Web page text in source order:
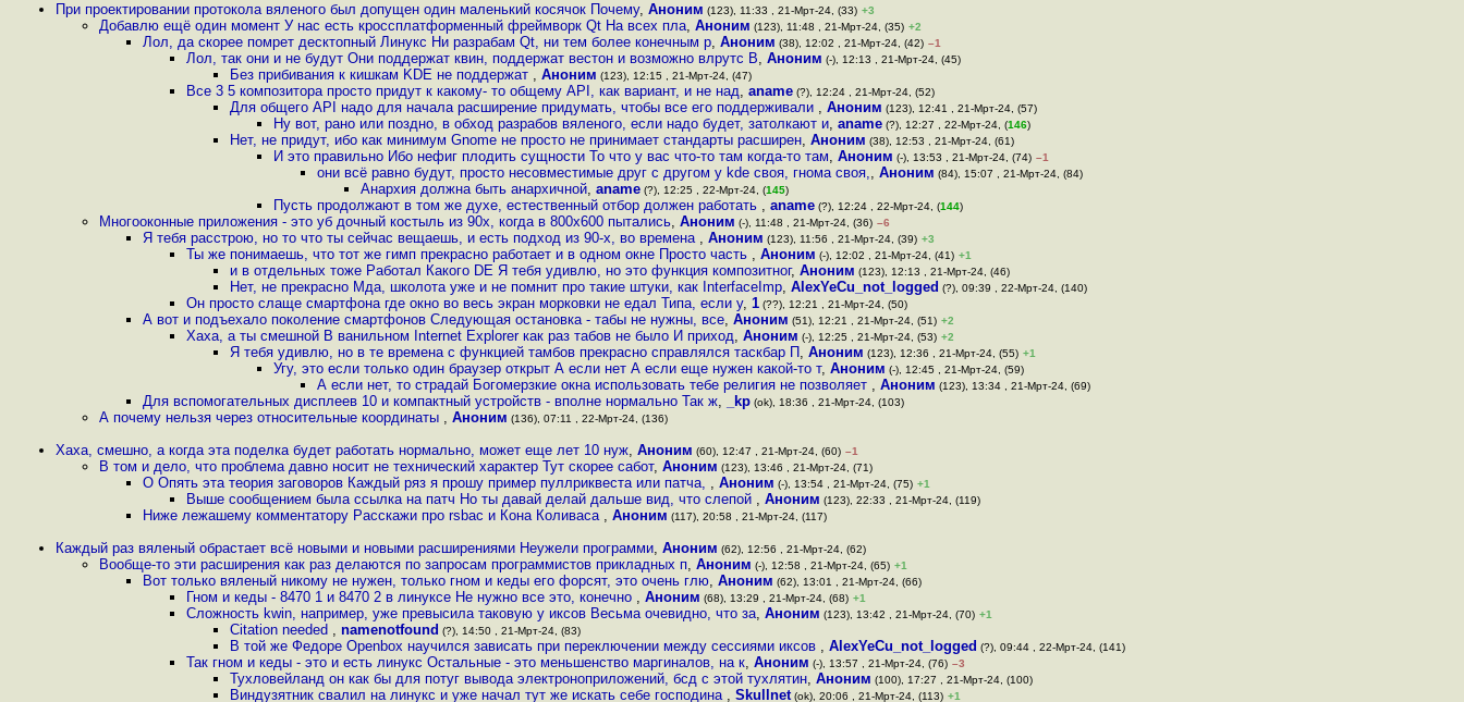
При проектировании протокола вяленого был допущен один маленький косячок Почему, Аноним (123), 11:33 , 21-Мрт-24, (33) +3
Добавлю ещё один момент У нас есть кроссплатформенный фреймворк Qt На всех пла, Аноним (123), 11:48 , 21-Мрт-24, (35) +2
Лол, да скорее помрет десктопный Линукс Ни разрабам Qt, ни тем более конечным р, Аноним (38), 12:02 , 21-Мрт-24, (42) –1
Лол, так они и не будут Они поддержат квин, поддержат вестон и возможно влрутс В, Аноним (-), 12:13 , 21-Мрт-24, (45)
Без прибивания к кишкам KDE не поддержат , Аноним (123), 12:15 , 21-Мрт-24, (47)
Все 3 5 композитора просто придут к какому- то общему API, как вариант, и не над, aname (?), 12:24 , 21-Мрт-24, (52)
Для общего API надо для начала расширение придумать, чтобы все его поддерживали , Аноним (123), 12:41 , 21-Мрт-24, (57)
Ну вот, рано или поздно, в обход разрабов вяленого, если надо будет, затолкают и, aname (?), 12:27 , 22-Мрт-24, (146)
Нет, не придут, ибо как минимум Gnome не просто не принимает стандарты расширен, Аноним (38), 12:53 , 21-Мрт-24, (61)
И это правильно Ибо нефиг плодить сущности То что у вас что-то там когда-то там, Аноним (-), 13:53 , 21-Мрт-24, (74) –1
они всё равно будут, просто несовместимые друг с другом у kde своя, гнома своя,, Аноним (84), 15:07 , 21-Мрт-24, (84)
Анархия должна быть анархичной, aname (?), 12:25 , 22-Мрт-24, (145)
Пусть продолжают в том же духе, естественный отбор должен работать , aname (?), 12:24 , 22-Мрт-24, (144)
Многооконные приложения - это уб дочный костыль из 90х, когда в 800х600 пытались, Аноним (-), 11:48 , 21-Мрт-24, (36) –6
Я тебя расстрою, но то что ты сейчас вещаешь, и есть подход из 90-х, во времена , Аноним (123), 11:56 , 21-Мрт-24, (39) +3
Ты же понимаешь, что тот же гимп прекрасно работает и в одном окне Просто часть , Аноним (-), 12:02 , 21-Мрт-24, (41) +1
и в отдельных тоже Работал Какого DE Я тебя удивлю, но это функция композитног, Аноним (123), 12:13 , 21-Мрт-24, (46)
Нет, не прекрасно Мда, школота уже и не помнит про такие штуки, как InterfaceImp, AlexYeCu_not_logged (?), 09:39 , 22-Мрт-24, (140)
Он просто слаще смартфона где окно во весь экран морковки не едал Типа, если у, 1 (??), 12:21 , 21-Мрт-24, (50)
А вот и подъехало поколение смартфонов Следующая остановка - табы не нужны, все, Аноним (51), 12:21 , 21-Мрт-24, (51) +2
Хаха, а ты смешной В ванильном Internet Explorer как раз табов не было И приход, Аноним (-), 12:25 , 21-Мрт-24, (53) +2
Я тебя удивлю, но в те времена с функцией тамбов прекрасно справлялся таскбар П , Аноним (123), 12:36 , 21-Мрт-24, (55) +1
Угу, это если только один браузер открыт А если нет А если еще нужен какой-то т, Аноним (-), 12:45 , 21-Мрт-24, (59)
А если нет, то страдай Богомерзкие окна использовать тебе религия не позволяет , Аноним (123), 13:34 , 21-Мрт-24, (69)
Для вспомогательных дисплеев 10 и компактный устройств - вполне нормально Так ж, _kp (ok), 18:36 , 21-Мрт-24, (103)
А почему нельзя через относительные координаты , Аноним (136), 07:11 , 22-Мрт-24, (136)
Хаха, смешно, а когда эта поделка будет работать нормально, может еще лет 10 нуж, Аноним (60), 12:47 , 21-Мрт-24, (60) –1
В том и дело, что проблема давно носит не технический характер Тут скорее сабот, Аноним (123), 13:46 , 21-Мрт-24, (71)
О Опять эта теория заговоров Каждый ряз я прошу пример пуллриквеста или патча, , Аноним (-), 13:54 , 21-Мрт-24, (75) +1
Выше сообщением была ссылка на патч Но ты давай делай дальше вид, что слепой , Аноним (123), 22:33 , 21-Мрт-24, (119)
Ниже лежашему комментатору Расскажи про rsbac и Кона Коливаса , Аноним (117), 20:58 , 21-Мрт-24, (117)
Каждый раз вяленый обрастает всё новыми и новыми расширениями Неужели программи, Аноним (62), 12:56 , 21-Мрт-24, (62)
Вообще-то эти расширения как раз делаются по запросам программистов прикладных п, Аноним (-), 12:58 , 21-Мрт-24, (65) +1
Вот только вяленый никому не нужен, только гном и кеды его форсят, это очень глю, Аноним (62), 13:01 , 21-Мрт-24, (66)
Гном и кеды - 8470 1 и 8470 2 в линуксе Не нужно все это, конечно , Аноним (68), 13:29 , 21-Мрт-24, (68) +1
Сложность kwin, например, уже превысила таковую у иксов Весьма очевидно, что за, Аноним (123), 13:42 , 21-Мрт-24, (70) +1
Citation needed , namenotfound (?), 14:50 , 21-Мрт-24, (83)
В той же Федоре Openbox научился зависать при переключении между сессиями иксов , AlexYeCu_not_logged (?), 09:44 , 22-Мрт-24, (141)
Так гном и кеды - это и есть линукс Остальные - это меньшенство маргиналов, на к, Аноним (-), 13:57 , 21-Мрт-24, (76) –3
Тухловейланд он как бы для потуг вывода электроноприложений, бсд с этой тухлятин, Аноним (100), 17:27 , 21-Мрт-24, (100)
Виндузятник свалил на линукс и уже начал тут же искать себе господина , Skullnet (ok), 20:06 , 21-Мрт-24, (113) +1